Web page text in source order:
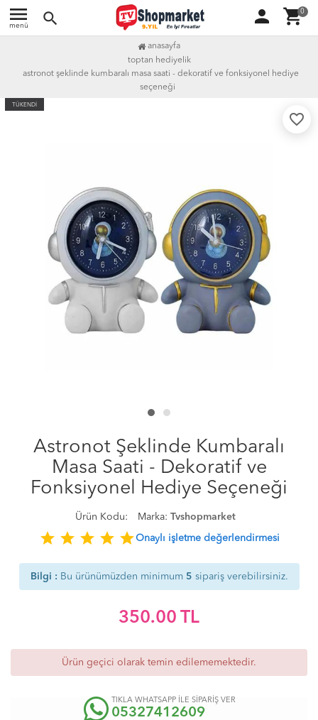
menu
menü search person shopping_cart0
anasayfa
toptan hediyelik
astronot şeklinde kumbaralı masa saati - dekoratif ve fonksiyonel hediye
seçeneği
TÜKENDİ
favorite_border
Astronot Şeklinde Kumbaralı
Masa Saati - Dekoratif ve
Fonksiyonel Hediye Seçeneği
Ürün Kodu: Marka: Tvshopmarket
star star star star starOnaylı işletme değerlendirmesi
Bilgi : Bu ürünümüzden minimum 5 sipariş verebilirsiniz.
350.00 TL
Ürün geçici olarak temin edilememektedir.
TIKLA WHATSAPP İLE SİPARİŞ VER
05327412609